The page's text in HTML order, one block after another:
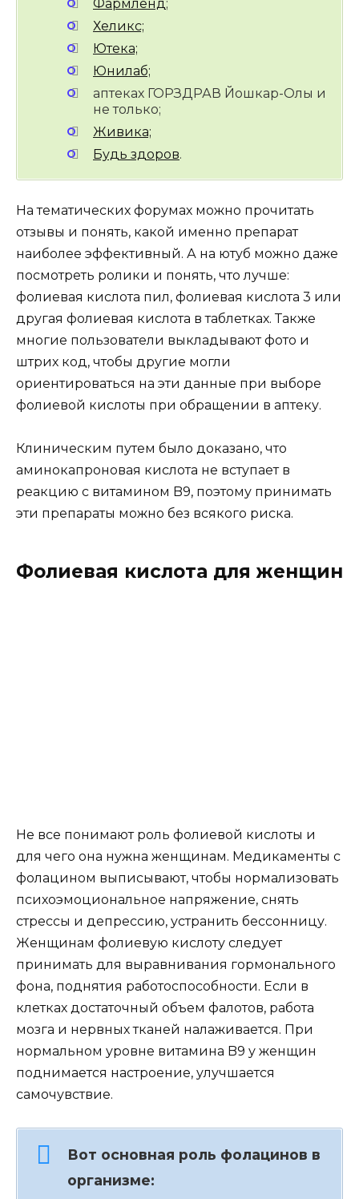
Фармленд;
Хеликс;
Ютека;
Юнилаб;
аптеках ГОРЗДРАВ Йошкар-Олы и
не только;
Живика;
Будь здоров.
На тематических форумах можно прочитать
отзывы и понять, какой именно препарат
наиболее эффективный. А на ютуб можно даже
посмотреть ролики и понять, что лучше:
фолиевая кислота пил, фолиевая кислота 3 или
другая фолиевая кислота в таблетках. Также
многие пользователи выкладывают фото и
штрих код, чтобы другие могли
ориентироваться на эти данные при выборе
фолиевой кислоты при обращении в аптеку.
Клиническим путем было доказано, что
аминокапроновая кислота не вступает в
реакцию с витамином B9, поэтому принимать
эти препараты можно без всякого риска.
Фолиевая кислота для женщин
Не все понимают роль фолиевой кислоты и
для чего она нужна женщинам. Медикаменты с
фолацином выписывают, чтобы нормализовать
психоэмоциональное напряжение, снять
стрессы и депрессию, устранить бессонницу.
Женщинам фолиевую кислоту следует
принимать для выравнивания гормонального
фона, поднятия работоспособности. Если в
клетках достаточный объем фалотов, работа
мозга и нервных тканей налаживается. При
нормальном уровне витамина B9 у женщин
поднимается настроение, улучшается
самочувствие.
Вот основная роль фолацинов в
организме: